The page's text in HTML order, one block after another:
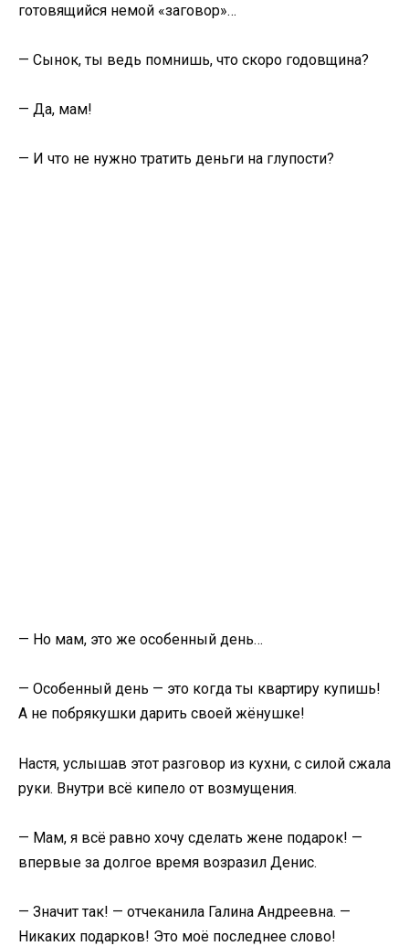
готовящийся немой «заговор»…
— Сынок, ты ведь помнишь, что скоро годовщина?
— Да, мам!
— И что не нужно тратить деньги на глупости?
— Но мам, это же особенный день…
— Особенный день — это когда ты квартиру купишь!
А не побрякушки дарить своей жёнушке!
Настя, услышав этот разговор из кухни, с силой сжала
руки. Внутри всё кипело от возмущения.
— Мам, я всё равно хочу сделать жене подарок! —
впервые за долгое время возразил Денис.
— Значит так! — отчеканила Галина Андреевна. —
Никаких подарков! Это моё последнее слово!